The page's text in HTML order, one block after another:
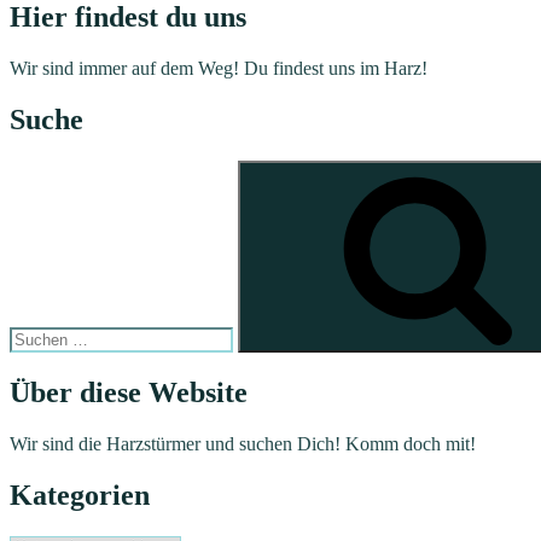
Hier findest du uns
Wir sind immer auf dem Weg! Du findest uns im Harz!
Suche
Über diese Website
Wir sind die Harzstürmer und suchen Dich! Komm doch mit!
Kategorien